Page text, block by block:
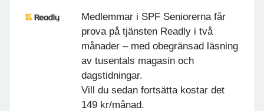
Medlemmar i SPF Seniorerna får
prova på tjänsten Readly i två
månader – med obegränsad läsning
av tusentals magasin och
dagstidningar.
Vill du sedan fortsätta kostar det
149 kr/månad.